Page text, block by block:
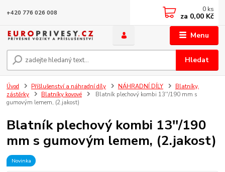
Menu
Hledat
+420 776 026 008 0 ks
za 0,00 Kč
Úvod Příšlušenství a náhradní díly NÁHRADNÍ DÍLY
Blatníky,
zástěrky
Blatníky kovové
Blatník plechový kombi 13''/190 mm s
gumovým lemem, (2.jakost)
Blatník plechový kombi 13''/190
mm s gumovým lemem, (2.jakost)
Novinka